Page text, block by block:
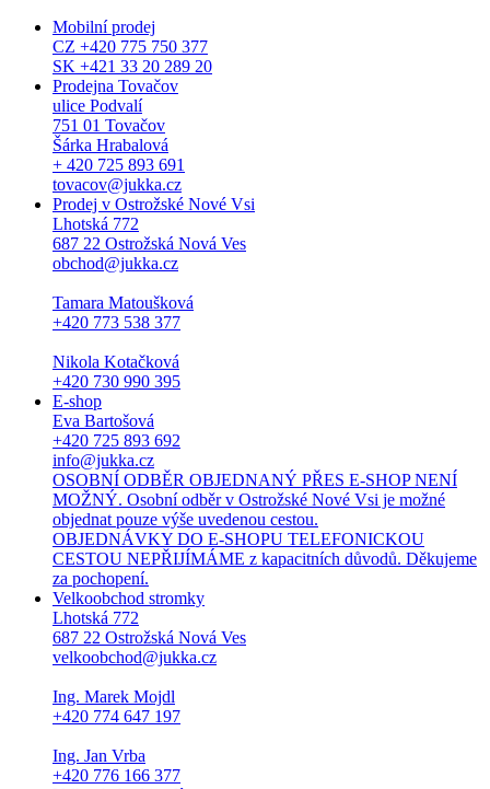
Mobilní prodej
CZ +420 775 750 377
SK +421 33 20 289 20
Prodejna Tovačov
ulice Podvalí
751 01 Tovačov
Šárka Hrabalová
+ 420 725 893 691
tovacov@jukka.cz
Prodej v Ostrožské Nové Vsi
Lhotská 772
687 22 Ostrožská Nová Ves
obchod@jukka.cz
Tamara Matoušková
+420 773 538 377
Nikola Kotačková
+420 730 990 395
E-shop
Eva Bartošová
+420 725 893 692
info@jukka.cz
OSOBNÍ ODBĚR OBJEDNANÝ PŘES E-SHOP NENÍ
MOŽNÝ. Osobní odběr v Ostrožské Nové Vsi je možné
objednat pouze výše uvedenou cestou.
OBJEDNÁVKY DO E-SHOPU TELEFONICKOU
CESTOU NEPŘIJÍMÁME z kapacitních důvodů. Děkujeme
za pochopení.
Velkoobchod stromky
Lhotská 772
687 22 Ostrožská Nová Ves
velkoobchod@jukka.cz
Ing. Marek Mojdl
+420 774 647 197
Ing. Jan Vrba
+420 776 166 377